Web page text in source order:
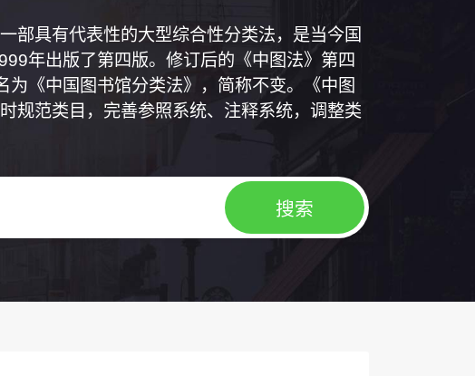
部具有代表性的大型综合性分类法，是当今国
年出版了第四版。修订后的《中图法》第四
为《中国图书馆分类法》，简称不变。《中图
规范类目，完善参照系统、注释系统，调整类